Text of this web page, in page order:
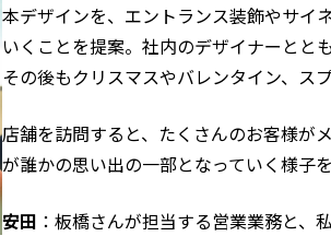
本デザインを、エントランス装飾やサイ
いくことを提案。社内のデザイナーとと
その後もクリスマスやバレンタイン、ス
店舗を訪問すると、たくさんのお客様が
が誰かの思い出の一部となっていく様子
安田 ：板橋さんが担当する営業業務と